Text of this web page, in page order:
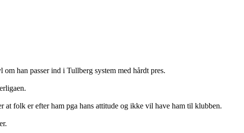
han passer ind i Tullberg system med hårdt pres.
at folk er efter ham pga hans attitude og ikke vil have ham til klubben.